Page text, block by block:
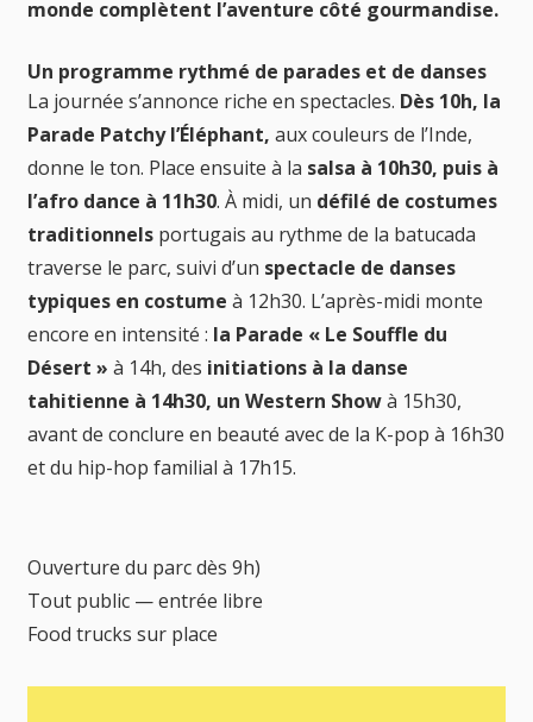
monde complètent l’aventure côté gourmandise.
Un programme rythmé de parades et de danses
La journée s’annonce riche en spectacles. Dès 10h, la
Parade Patchy l’Éléphant, aux couleurs de l’Inde,
donne le ton. Place ensuite à la salsa à 10h30, puis à
l’afro dance à 11h30. À midi, un défilé de costumes
traditionnels portugais au rythme de la batucada
traverse le parc, suivi d’un spectacle de danses
typiques en costume à 12h30. L’après-midi monte
encore en intensité : la Parade « Le Souffle du
Désert » à 14h, des initiations à la danse
tahitienne à 14h30, un Western Showà 15h30,
avant de conclure en beauté avec de la K-pop à 16h30
et du hip-hop familial à 17h15.
Ouverture du parc dès 9h)
Tout public — entrée libre
Food trucks sur place